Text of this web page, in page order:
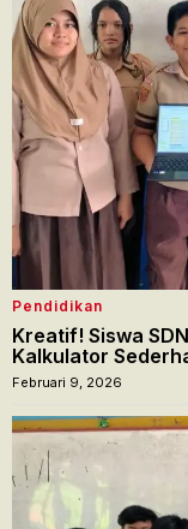
Pendidikan
Kreatif! Siswa
Kalkulator
Februari 9, 2026